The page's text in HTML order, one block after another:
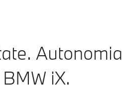
Autonomia
iX.